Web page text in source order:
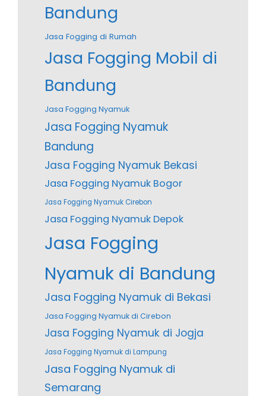
Bandung
Jasa Fogging di Rumah
Jasa Fogging Mobil di
Bandung
Jasa Fogging Nyamuk
Jasa Fogging Nyamuk
Bandung
Jasa Fogging Nyamuk Bekasi
Jasa Fogging Nyamuk Bogor
Jasa Fogging Nyamuk Cirebon
Jasa Fogging Nyamuk Depok
Jasa Fogging
Nyamuk di Bandung
Jasa Fogging Nyamuk di Bekasi
Jasa Fogging Nyamuk di Cirebon
Jasa Fogging Nyamuk di Jogja
Jasa Fogging Nyamuk di Lampung
Jasa Fogging Nyamuk di
Semarang